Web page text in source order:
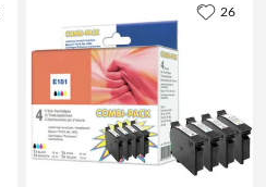
26